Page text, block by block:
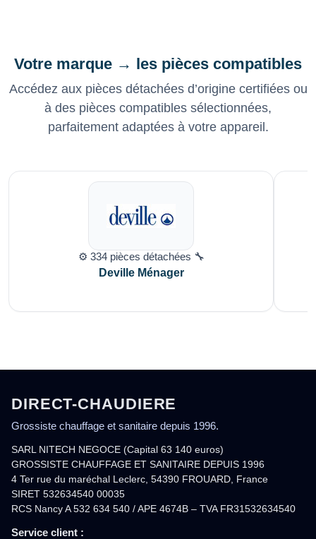
Votre marque → les pièces compatibles
Accédez aux pièces détachées d’origine certifiées ou
à des pièces compatibles sélectionnées,
parfaitement adaptées à votre appareil.
⚙️ 334 pièces détachées 🔧
Deville Ménager
DIRECT-CHAUDIERE
Grossiste chauffage et sanitaire depuis 1996.
SARL NITECH NEGOCE (Capital 63 140 euros)
GROSSISTE CHAUFFAGE ET SANITAIRE DEPUIS 1996
4 Ter rue du maréchal Leclerc, 54390 FROUARD, France
SIRET 532634540 00035
RCS Nancy A 532 634 540 / APE 4674B – TVA FR31532634540
Service client :